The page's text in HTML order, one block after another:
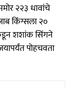
२२३ धावांचे
किंग्सला २०
शशांक सिंगने
पोहचवता